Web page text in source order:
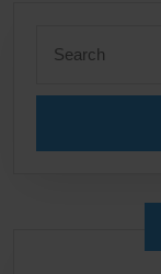
for: